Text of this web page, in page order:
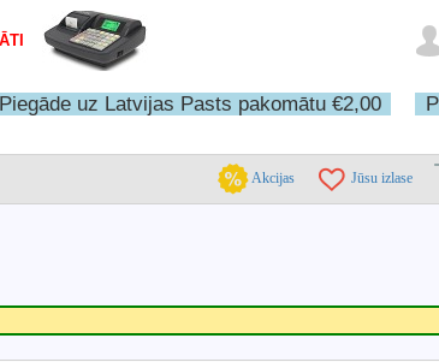
Piegāde uz Latvijas Pasts pakomātu €2,00
Akcijas Jūsu izlase